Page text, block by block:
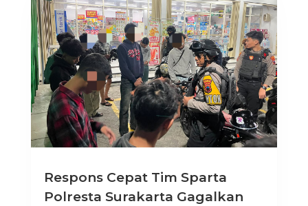
Respons Cepat Tim Sparta
Polresta Surakarta Gagalkan